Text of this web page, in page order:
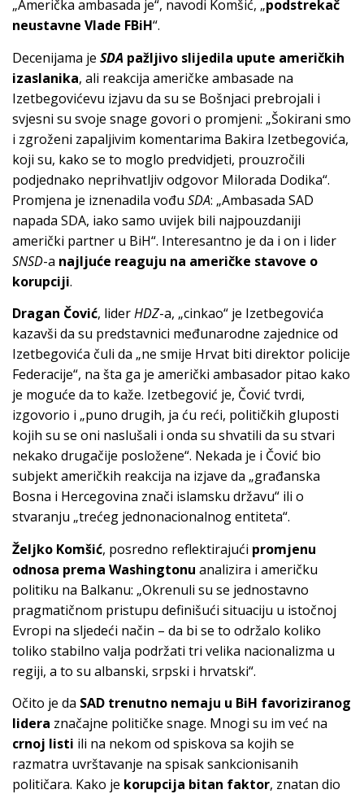
„Američka ambasada je“, navodi Komšić, „podstrekač
neustavne Vlade FBiH“.
Decenijama je SDA pažljivo slijedila upute američkih
izaslanika, ali reakcija američke ambasade na
Izetbegovićevu izjavu da su se Bošnjaci prebrojali i
svjesni su svoje snage govori o promjeni: „Šokirani smo
i zgroženi zapaljivim komentarima Bakira Izetbegovića,
koji su, kako se to moglo predvidjeti, prouzročili
podjednako neprihvatljiv odgovor Milorada Dodika“.
Promjena je iznenadila vođu SDA: „Ambasada SAD
napada SDA, iako samo uvijek bili najpouzdaniji
američki partner u BiH“. Interesantno je da i on i lider
SNSD-a najljuće reaguju na američke stavove o
korupciji.
Dragan Čović, liderHDZ-a, „cinkao“ je Izetbegovića
kazavši da su predstavnici međunarodne zajednice od
Izetbegovića čuli da „ne smije Hrvat biti direktor policije
Federacije“, na šta ga je američki ambasador pitao kako
je moguće da to kaže. Izetbegović je, Čović tvrdi,
izgovorio i „puno drugih, ja ću reći, političkih gluposti
kojih su se oni naslušali i onda su shvatili da su stvari
nekako drugačije posložene“. Nekada je i Čović bio
subjekt američkih reakcija na izjave da „građanska
Bosna i Hercegovina znači islamsku državu“ ili o
stvaranju „trećeg jednonacionalnog entiteta“.
Željko Komšić, posredno reflektirajući promjenu
odnosa prema Washingtonu analizira i američku
politiku na Balkanu: „Okrenuli su se jednostavno
pragmatičnom pristupu definišući situaciju u istočnoj
Evropi na sljedeći način – da bi se to održalo koliko
toliko stabilno valja podržati tri velika nacionalizma u
regiji, a to su albanski, srpski i hrvatski“.
Očito je da SAD trenutno nemaju u BiH favoriziranog
lidera značajne političke snage. Mnogi su im već na
crnoj listi ili na nekom od spiskova sa kojih se
razmatra uvrštavanje na spisak sankcionisanih
političara. Kako je korupcija bitan faktor, znatan dio